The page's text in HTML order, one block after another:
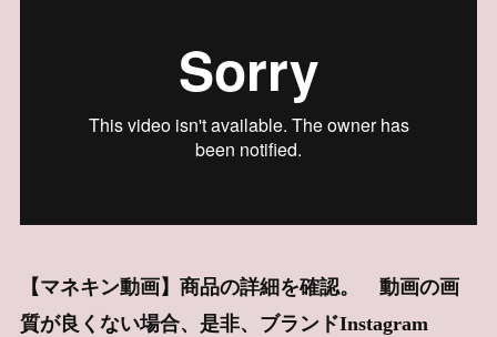
【マネキン動画】商品の詳細を確認。 動画の画
質が良くない場合、是非、ブランドInstagram